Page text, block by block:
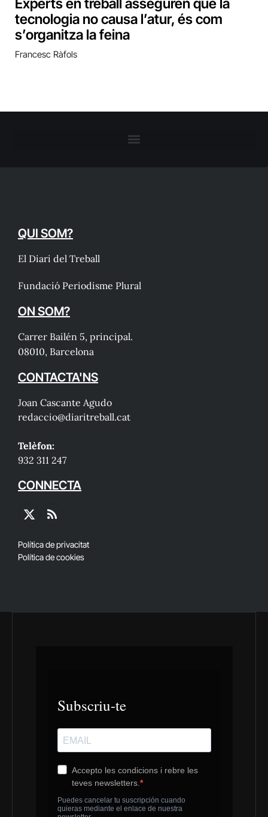
tecnologia no causa l’atur, és com
s’organitza la feina
Francesc Ràfols
QUI SOM?
El Diari del Treball
Fundació Periodisme Plural
ON SOM?
Carrer Bailén 5, principal.
08010, Barcelona
CONTACTA'NS
Joan Cascante Agudo
redaccio@diaritreball.cat
Telèfon:
932 311 247
CONNECTA
X
RSS
Política de privacitat
Política de cookies